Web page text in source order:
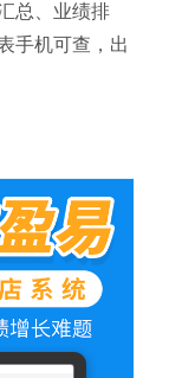
总、业绩排
手机可查，出